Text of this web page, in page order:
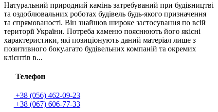
Натуральний природний камінь затребуваний при будівництві
та оздоблювальних роботах будівель будь-якого призначення
та спрямованості. Він знайшов широке застосування по всій
території України. Потреба каменю пояснюють його якісні
характеристики, які позиціонують даний матеріал лише з
позитивного боку.агато будівельних компаній та окремих
клієнтів в...
Телефон
+38 (056) 462-09-23
+38 (067) 606-77-33